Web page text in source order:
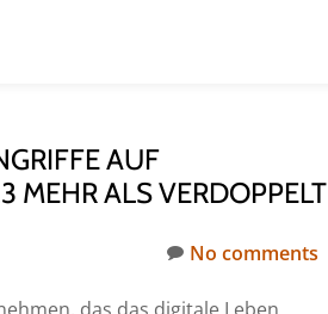
AUF
MEHR ALS VERDOPPELT
No comments